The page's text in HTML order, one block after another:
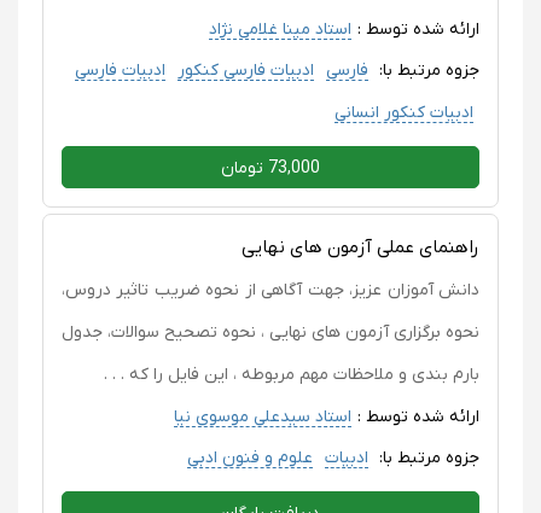
ارائه شده توسط : استاد مینا غلامی نژاد
جزوه مرتبط با: فارسی ادبیات فارسی کنکور
ادبیات فارسی
ادبیات کنکور انسانی
73,000 تومان
راهنمای عملی آزمون های نهایی
دانش آموزان عزیز، جهت آگاهی از نحوه ضریب تاثیر دروس،
نحوه برگزاری آزمون های نهایی ، نحوه تصحیح سوالات، جدول
بارم بندی و ملاحظات مهم مربوطه ، این فایل را که . . .
ارائه شده توسط : استاد سیدعلی موسوی نیا
جزوه مرتبط با: ادبیات علوم و فنون ادبی